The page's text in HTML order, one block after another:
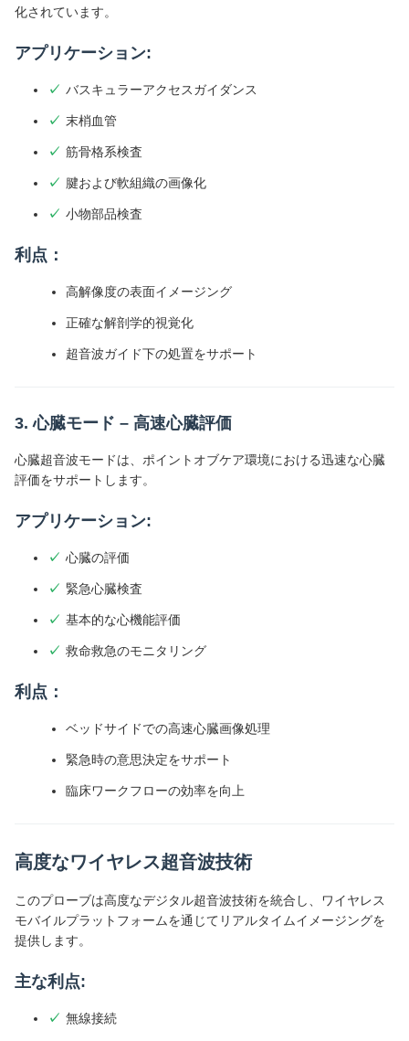
化されています。
アプリケーション:
バスキュラーアクセスガイダンス
末梢血管
筋骨格系検査
腱および軟組織の画像化
小物部品検査
利点：
高解像度の表面イメージング
正確な解剖学的視覚化
超音波ガイド下の処置をサポート
3. 心臓モード – 高速心臓評価
心臓超音波モードは、ポイントオブケア環境における迅速な心臓
評価をサポートします。
アプリケーション:
心臓の評価
緊急心臓検査
基本的な心機能評価
救命救急のモニタリング
利点：
ベッドサイドでの高速心臓画像処理
緊急時の意思決定をサポート
臨床ワークフローの効率を向上
高度なワイヤレス超音波技術
このプローブは高度なデジタル超音波技術を統合し、ワイヤレス
モバイルプラットフォームを通じてリアルタイムイメージングを
提供します。
主な利点:
無線接続